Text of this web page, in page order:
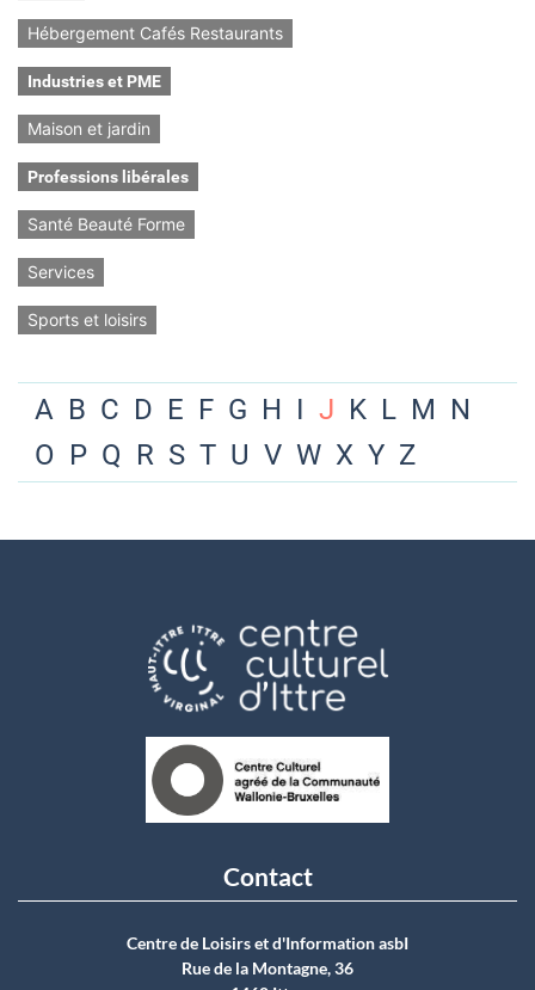
Hébergement Cafés Restaurants
Industries et PME
Maison et jardin
Professions libérales
Santé Beauté Forme
Services
Sports et loisirs
A B C D E F G H I J K L M N
O P Q R S T U V W X Y Z
Contact
Centre de Loisirs et d'Information asbI
Rue de la Montagne, 36